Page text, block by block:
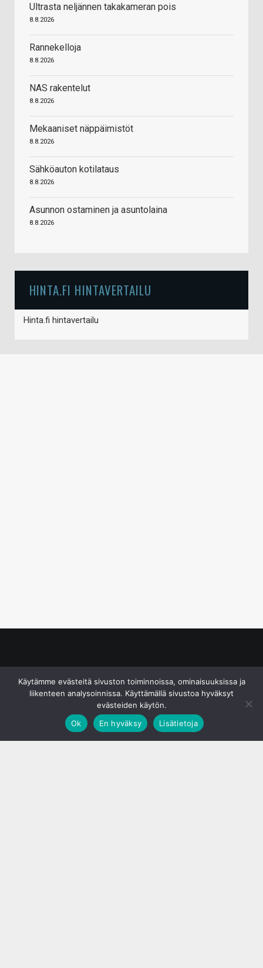
Ultrasta neljännen takakameran pois
8.8.2026
Rannekelloja
8.8.2026
NAS rakentelut
8.8.2026
Mekaaniset näppäimistöt
8.8.2026
Sähköauton kotilataus
8.8.2026
Asunnon ostaminen ja asuntolaina
8.8.2026
HINTA.FI HINTAVERTAILU
Hinta.fi hintavertailu
Käytämme evästeitä sivuston toiminnoissa, ominaisuuksissa ja
liikenteen analysoinnissa. Käyttämällä sivustoa hyväksyt
evästeiden käytön.
Ok
En hyväksy Lisätietoja